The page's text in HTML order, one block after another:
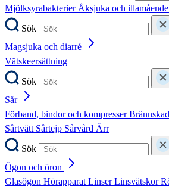
MjölksyrabakterierÅksjuka och illamående
Sök
Magsjuka och diarré
Vätskeersättning
Sök
Sår
Förband, bindor och kompresser
Sårtvätt Sårtejp Sårvård Ärr
Sök
Ögon och öron
Glasögon HörapparatLinserLinsvätskor